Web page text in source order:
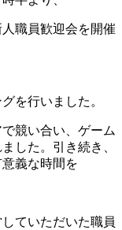
職員歓迎会を開催
を行いました。
競い合い、ゲーム
した。引き続き、
義な時間を
ていただいた職員